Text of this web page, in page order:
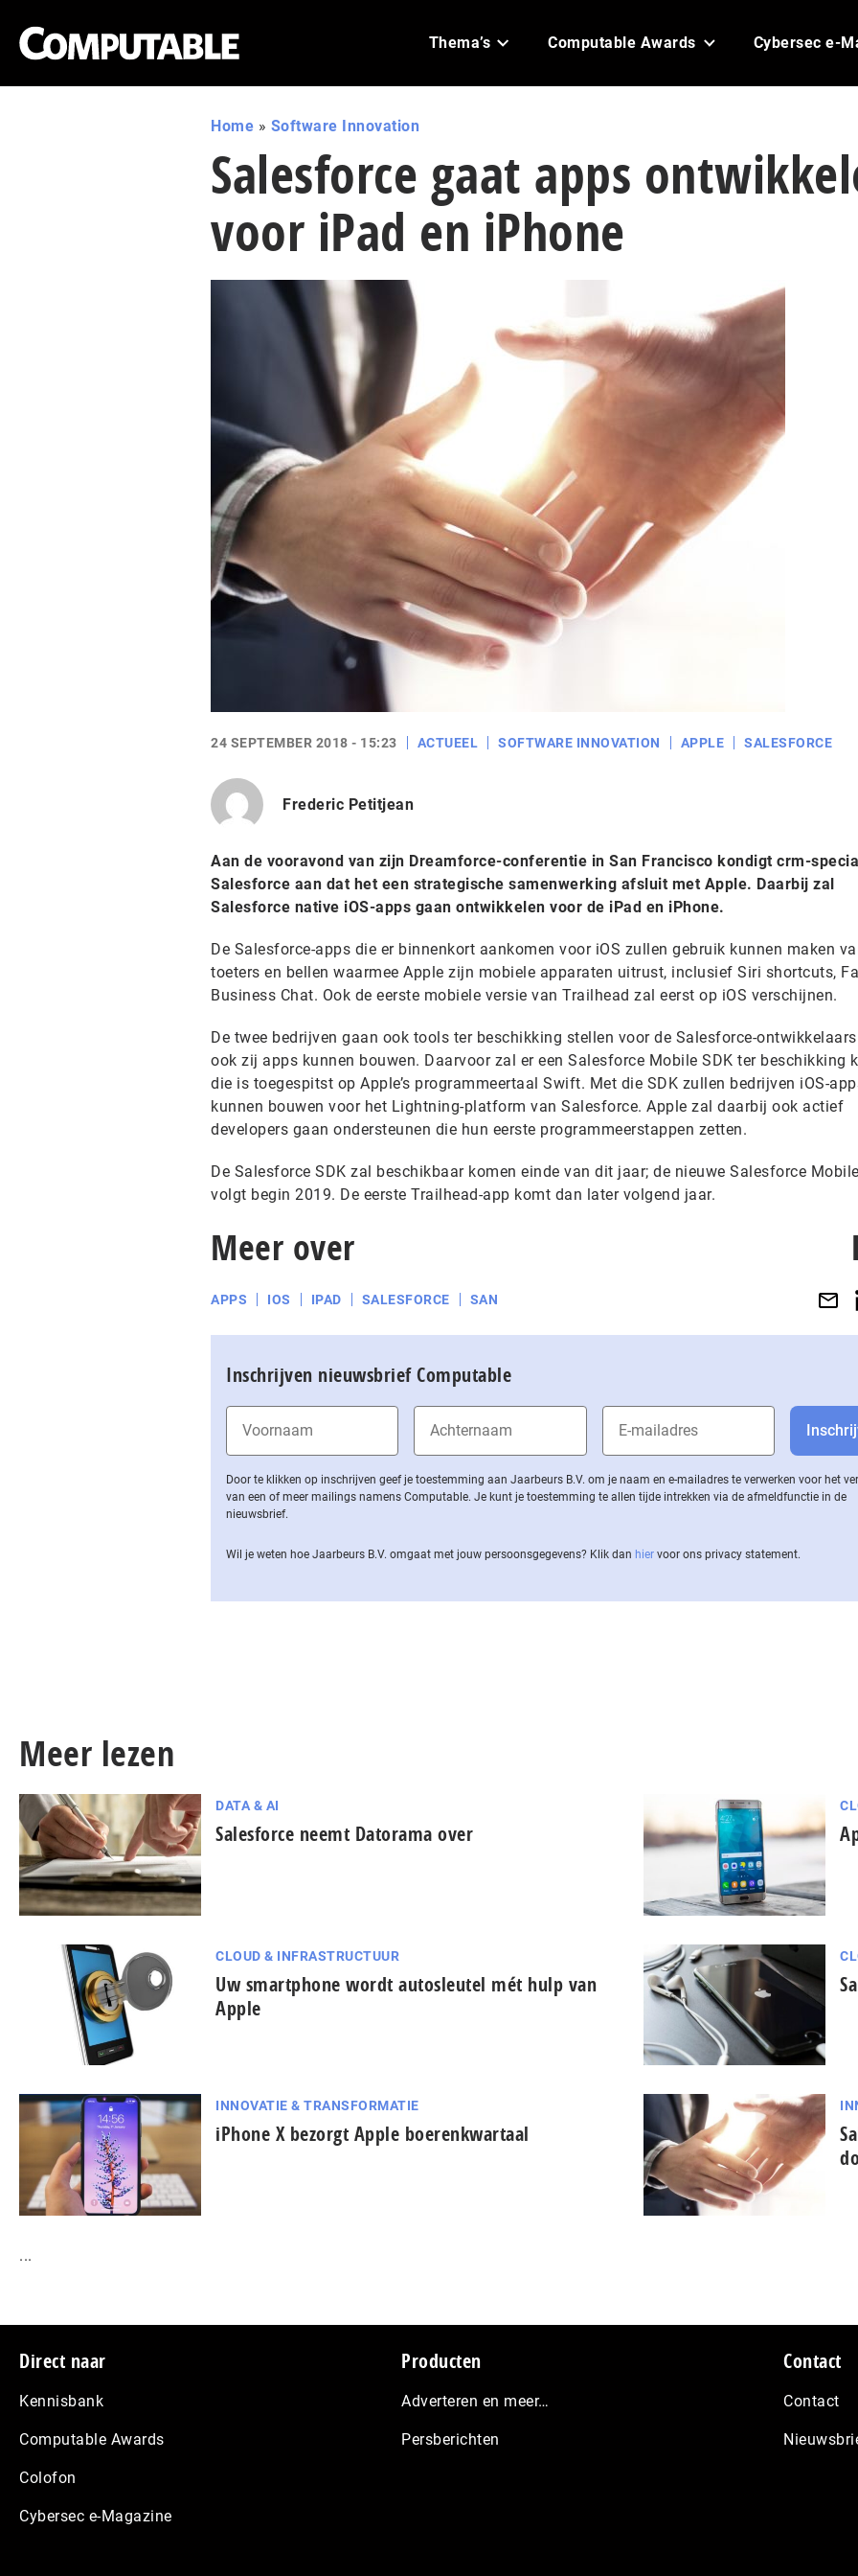
Thema’s Computable Awards Cybersec e-
Home » Software Innovation
Salesforce gaat apps
voor iPad en iPhone
24 SEPTEMBER 2018 - 15:23 ACTUEEL SOFTWARE INNOVATION APPLE SALESFORCE
Frederic Petitjean
Aan de vooravond van zijn Dreamforce-conferentie in San Francisco kondigt crm-
Salesforce aan dat het een strategische samenwerking afsluit met Apple. Daarbij zal
Salesforce native iOS-apps gaan ontwikkelen voor de iPad en iPhone.
De Salesforce-apps die er binnenkort aankomen voor iOS zullen gebruik kunnen maken
toeters en bellen waarmee Apple zijn mobiele apparaten uitrust, inclusief Siri shortcuts,
Business Chat. Ook de eerste mobiele versie van Trailhead zal eerst op iOS verschijnen.
De twee bedrijven gaan ook tools ter beschikking stellen voor de Salesforce-
ook zij apps kunnen bouwen. Daarvoor zal er een Salesforce Mobile SDK ter beschikking
die is toegespitst op Apple’s programmeertaal Swift. Met die SDK zullen bedrijven iOS-
kunnen bouwen voor het Lightning-platform van Salesforce. Apple zal daarbij ook actief
developers gaan ondersteunen die hun eerste programmeerstappen zetten.
De Salesforce SDK zal beschikbaar komen einde van dit jaar; de nieuwe Salesforce
volgt begin 2019. De eerste Trailhead-app komt dan later volgend jaar.
Meer over
APPS IOS IPAD SALESFORCE SAN
Inschrijven nieuwsbrief Computable
Door te klikken op inschrijven geef je toestemming aan Jaarbeurs B.V. om je naam en e-mailadres te verwerken voor het
van een of meer mailings namens Computable. Je kunt je toestemming te allen tijde intrekken via de af­meld­func­tie in de
nieuwsbrief.
Wil je weten hoe Jaarbeurs B.V. omgaat met jouw per­soons­ge­ge­vens? Klik dan hier voor ons privacy statement.
Meer lezen
DATA & AI
Salesforce neemt Datorama over
CLOUD & INFRASTRUCTUUR
Uw smartphone wordt autosleutel mét hulp van
Apple
INNOVATIE & TRANSFORMATIE
iPhone X bezorgt Apple boerenkwartaal
...
Footer
Direct naar
Kennisbank
Computable Awards
Colofon
Cybersec e-Magazine
Producten
Adverteren en meer…
Persberichten
Contact
Contact